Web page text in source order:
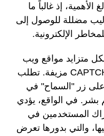
الأهمية، إذ غالباً ما
مضللة للوصول إلى
الإلكترونية.
متزايد مواقع ويب
خبيثة تعرض اختبارات تحقق CAPTCHA مزيفة. تطلب
على زر "السماح" في
بشر. في الواقع، يؤدي
المستخدمين في
والتي بدورها تعرض